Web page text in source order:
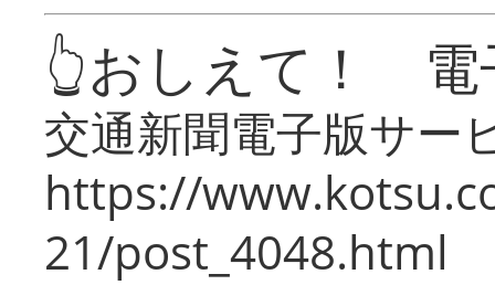
👆おしえて！ 電
交通新聞電子版サー
https://
21/post_4048.html